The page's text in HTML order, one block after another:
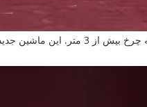
مشخصات جانبی این خودرو شکل بدنی براق و